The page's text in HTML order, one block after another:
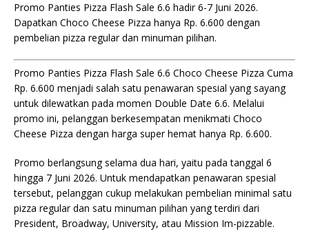
Promo Panties Pizza Flash Sale 6.6 hadir 6-7 Juni 2026.
Dapatkan Choco Cheese Pizza hanya Rp. 6.600 dengan
pembelian pizza regular dan minuman pilihan.
Promo Panties Pizza Flash Sale 6.6 Choco Cheese Pizza Cuma
Rp. 6.600 menjadi salah satu penawaran spesial yang sayang
untuk dilewatkan pada momen Double Date 6.6. Melalui
promo ini, pelanggan berkesempatan menikmati Choco
Cheese Pizza dengan harga super hemat hanya Rp. 6.600.
Promo berlangsung selama dua hari, yaitu pada tanggal 6
hingga 7 Juni 2026. Untuk mendapatkan penawaran spesial
tersebut, pelanggan cukup melakukan pembelian minimal satu
pizza regular dan satu minuman pilihan yang terdiri dari
President, Broadway, University, atau Mission Im-pizzable.